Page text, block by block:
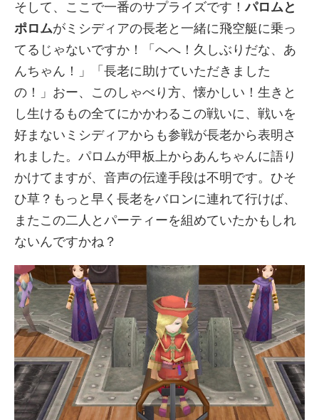
そして、ここで一番のサプライズです！パロムと
ポロムがミシディアの長老と一緒に飛空艇に乗っ
てるじゃないですか！「へへ！久しぶりだな、あ
んちゃん！」「長老に助けていただきました
の！」おー、このしゃべり方、懐かしい！生きと
し生けるもの全てにかかわるこの戦いに、戦いを
好まないミシディアからも参戦が長老から表明さ
れました。パロムが甲板上からあんちゃんに語り
かけてますが、音声の伝達手段は不明です。ひそ
ひ草？もっと早く長老をバロンに連れて行けば、
またこの二人とパーティーを組めていたかもしれ
ないんですかね？